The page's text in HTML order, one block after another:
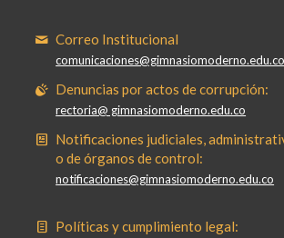
Correo Institucional
comunicaciones@gimnasiomoderno.edu.co
Denuncias por actos de corrupción:
rectoria@ gimnasiomoderno.edu.co
Notificaciones judiciales,
o de órganos de control:
notificaciones@gimnasiomoderno.edu.co
Políticas y cumplimiento legal: